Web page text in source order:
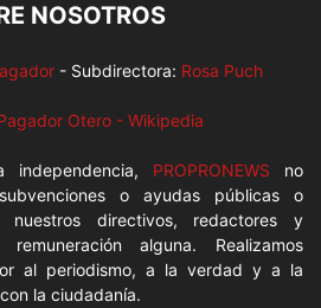
NOSOTROS
- Subdirectora: Rosa Puch
Otero - Wikipedia
independencia, PROPRONEWS no
o ayudas públicas o
nuestros directivos, redactores y
alguna. Realizamos
al periodismo, a la verdad y a la
la ciudadanía.